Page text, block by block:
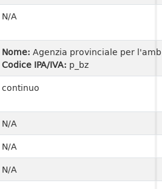
N/A
Nome: Agenzia provinciale per
Codice IPA/IVA: p_bz
continuo
N/A
N/A
N/A